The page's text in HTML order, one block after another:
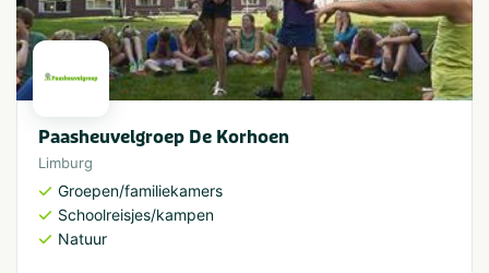
Paasheuvelgroep De Korhoen
Limburg
Groepen/familiekamers
Schoolreisjes/kampen
Natuur